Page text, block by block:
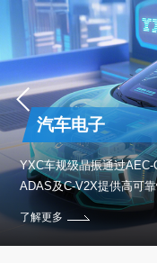
汽车电子
YXC车规级晶振通过
ADAS及C-V2X提供高可
了解更多